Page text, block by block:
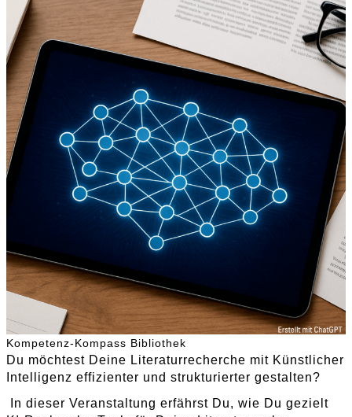
Kompetenz-Kompass Bibliothek
Du möchtest Deine Literaturrecherche mit Künstlicher
Intelligenz effizienter und strukturierter gestalten?
In dieser Veranstaltung erfährst Du, wie Du gezielt